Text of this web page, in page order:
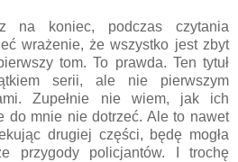
na koniec, podczas czytania
wrażenie, że wszystko jest zbyt
tom. To prawda. Ten tytuł
serii, ale nie pierwszym
Zupełnie nie wiem, jak ich
do mnie nie dotrzeć. Ale to nawet
drugiej części, będę mogła
przygody policjantów. I trochę